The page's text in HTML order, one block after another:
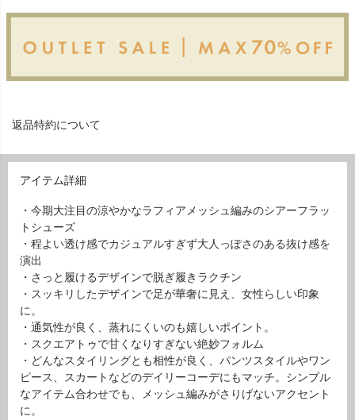
返品特約について
アイテム詳細
・今期大注目の涼やかなラフィアメッシュ編みのシアーフラッ
トシューズ
・程よい透け感でカジュアルすぎず大人っぽさのある抜け感を
演出
・さっと履けるデザインで脱ぎ履きラクチン
・スッキリしたデザインで足が華奢に見え、女性らしい印象
に。
・通気性が良く、蒸れにくいのも嬉しいポイント。
・スクエアトゥで甘くなりすぎない絶妙フォルム
・どんなスタイリングとも相性が良く、パンツスタイルやワン
ピース、スカートなどのデイリーコーデにもマッチ。シンプル
なアイテム合わせでも、メッシュ編みがさりげないアクセント
に。